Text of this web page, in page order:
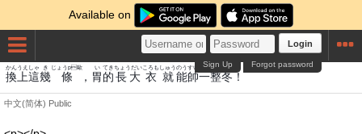
Available on
Login
Forgot password
Sign Up
換
かん
上
うえ
這
しゃ
幾
き
條
じょうp歐
， 胃
い
的
てき
長大
ちょうだい
衣
ころも
就
しゅう
能
のう
帥
すい
一
いち
整
せい
冬
ふゆ
！
中文(简体) Public